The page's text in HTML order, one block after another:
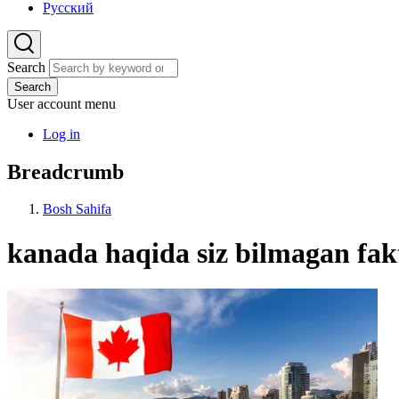
Русский
Search
Search
User account menu
Log in
Breadcrumb
Bosh Sahifa
kanada haqida siz bilmagan